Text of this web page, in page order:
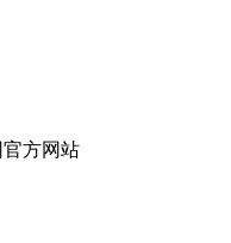
官方网站